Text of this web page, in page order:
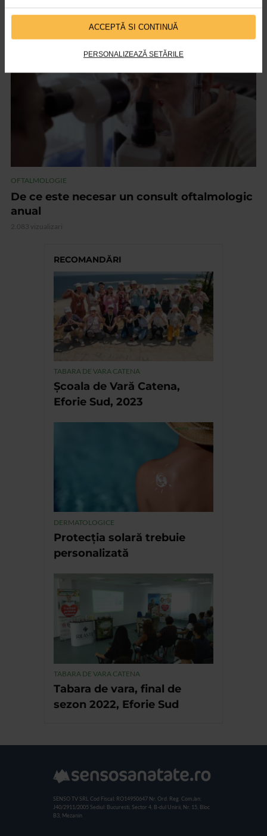
ACCEPTĂ SI CONTINUĂ
PERSONALIZEAZĂ SETĂRILE
1.603 vizualizari
VIDEO
OFTALMOLOGIE
De ce este necesar un consult oftalmologic
anual
2.083 vizualizari
RECOMANDĂRI
TABARA DE VARA CATENA
Școala de Vară Catena,
Eforie Sud, 2023
DERMATOLOGICE
Protecția solară trebuie
personalizată
TABARA DE VARA CATENA
Tabara de vara, final de
sezon 2022, Eforie Sud
SENSO TV SRL Cod Fiscal: RO14950647 Nr. Ord. Reg. Com./an:
J40/2911/2005 Sediul: Bucuresti, Sector 4, B-dul Unirii, Nr. 15, Bloc
B3, Mezanin